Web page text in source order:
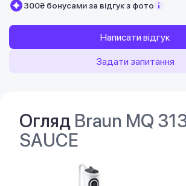
300₴ бонусами за відгук з фото
Написати відгук
Задати запитання
Огляд Braun MQ
SAUCE